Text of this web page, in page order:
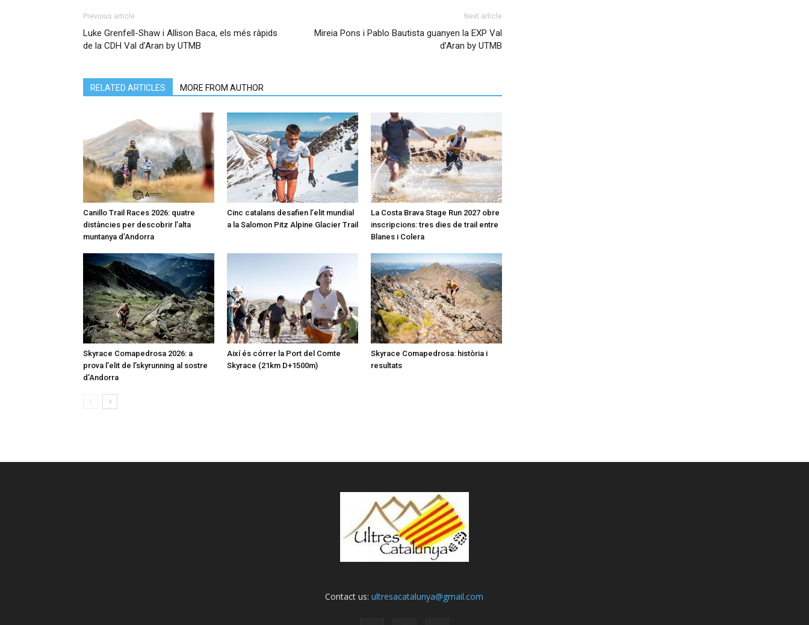
Previous article
Luke Grenfell-Shaw i Allison Baca, els més ràpids
de la CDH Val d’Aran by UTMB
Next article
Mireia Pons i Pablo Bautista guanyen la EXP Val
d’Aran by UTMB
RELATED ARTICLES MORE FROM AUTHOR
Canillo Trail Races 2026: quatre
distàncies per descobrir l’alta
muntanya d’Andorra
Cinc catalans desafien l’elit mundial
a la Salomon Pitz Alpine Glacier Trail
La Costa Brava Stage Run 2027 obre
inscripcions: tres dies de trail entre
Blanes i Colera
Skyrace Comapedrosa 2026: a
prova l’elit de l’skyrunning al sostre
d’Andorra
Així és córrer la Port del Comte
Skyrace (21km D+1500m)
Skyrace Comapedrosa: història i
resultats
Contact us:ultresacatalunya@gmail.com